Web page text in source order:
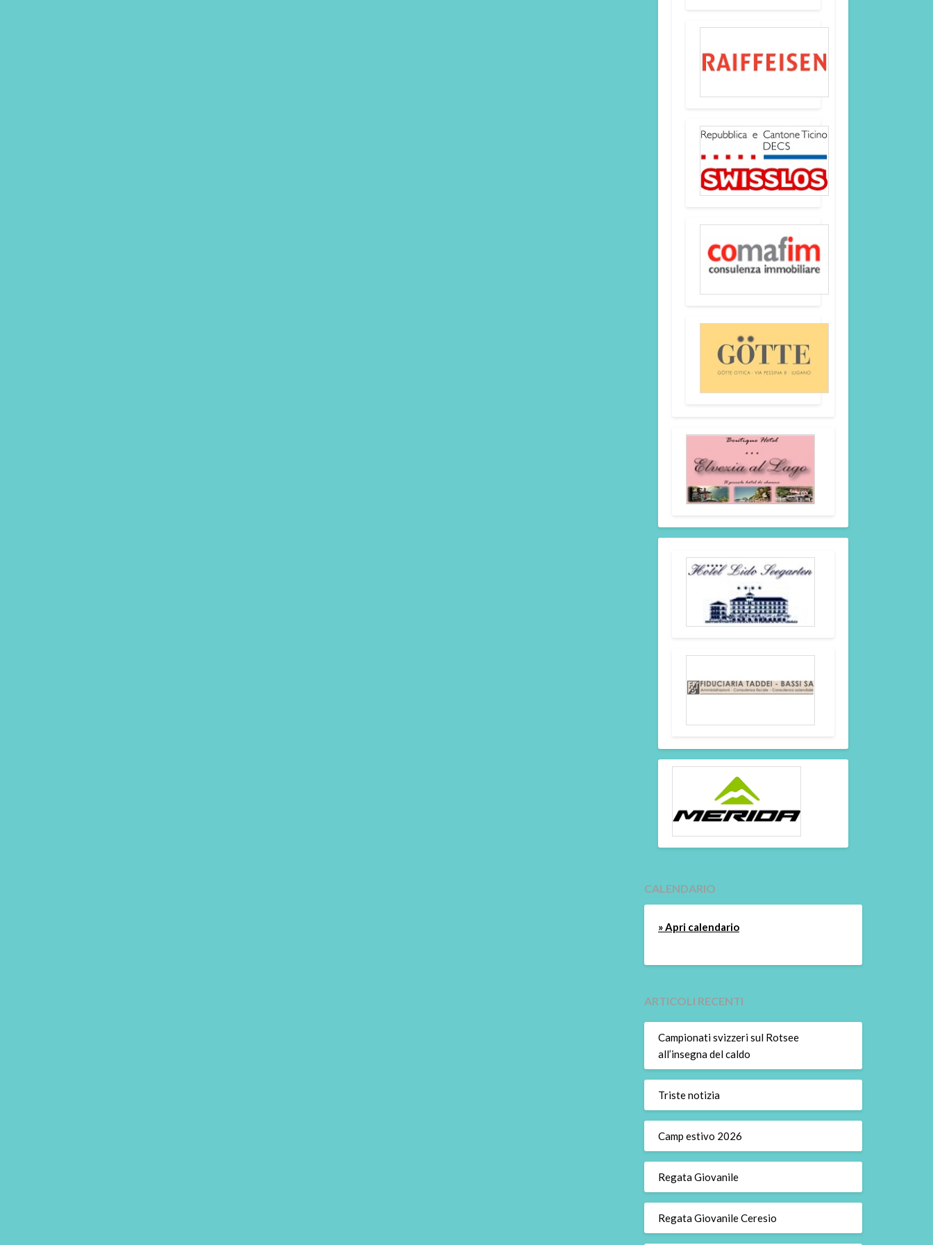
CALENDARIO
» Apri calendario
ARTICOLI RECENTI
Campionati svizzeri sul Rotsee
all’insegna del caldo
Triste notizia
Camp estivo 2026
Regata Giovanile
Regata Giovanile Ceresio